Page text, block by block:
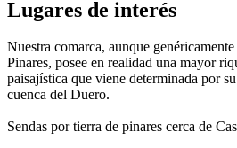
Lugares de interés
Nuestra comarca, aunque
Pinares, posee en realidad una mayor
paisajística que viene determinada por
cuenca del Duero.
Sendas por tierra de pinares cerca de